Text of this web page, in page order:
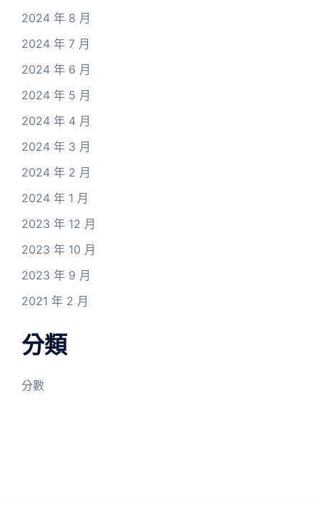
2024 年 8 月
2024 年 7 月
2024 年 6 月
2024 年 5 月
2024 年 4 月
2024 年 3 月
2024 年 2 月
2024 年 1 月
2023 年 12 月
2023 年 10 月
2023 年 9 月
2021 年 2 月
分類
分數